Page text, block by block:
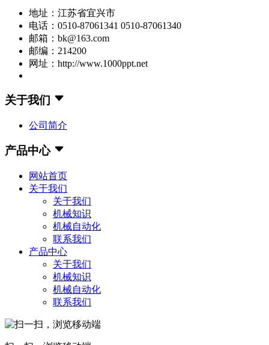
地址：江苏省宜兴市
电话：0510-87061341 0510-87061340
邮箱：bk@163.com
邮编：214200
网址：http://www.1000ppt.net
关于我们
公司简介
产品中心
网站首页
关于我们
关于我们
机械知识
机械自动化
联系我们
产品中心
关于我们
机械知识
机械自动化
联系我们